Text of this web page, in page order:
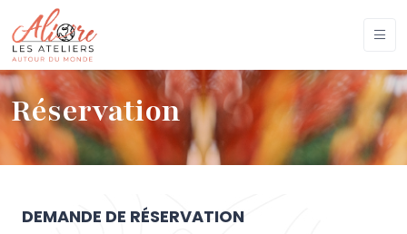
Réservation
DEMANDE DE RÉSERVATION